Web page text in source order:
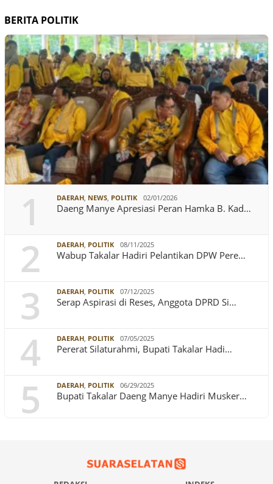
BERITA POLITIK
1 DAERAH, NEWS, POLITIK 02/01/2026
Daeng Manye Apresiasi Peran Hamka B. Kad…
2 DAERAH, POLITIK 08/11/2025
Wabup Takalar Hadiri Pelantikan DPW Pere…
3 DAERAH, POLITIK 07/12/2025
Serap Aspirasi di Reses, Anggota DPRD Si…
4 DAERAH, POLITIK 07/05/2025
Pererat Silaturahmi, Bupati Takalar Hadi…
5 DAERAH, POLITIK 06/29/2025
Bupati Takalar Daeng Manye Hadiri Musker…